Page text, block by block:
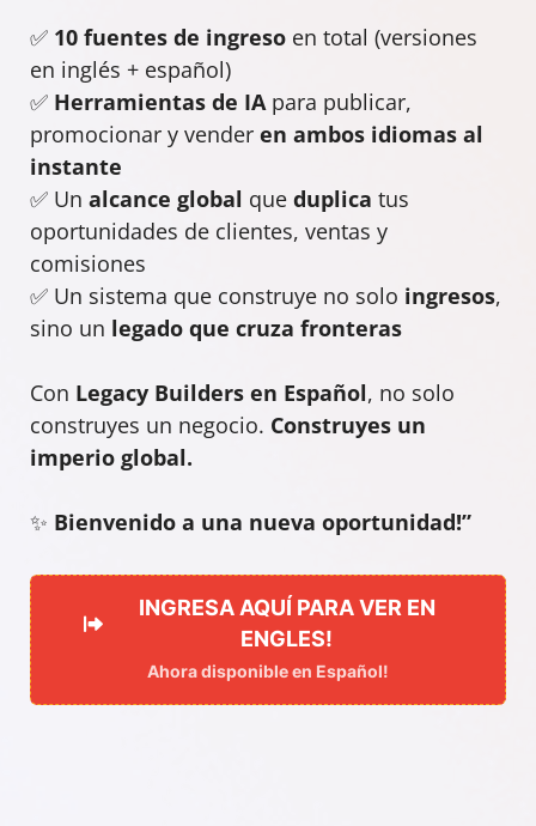
✅ 10 fuentes de ingreso en total (versiones
en inglés + español)
✅ Herramientas de IApara publicar,
promocionar y vender en ambos idiomas al
instante
✅ Un alcance global que duplica tus
oportunidades de clientes, ventas y
comisiones
✅ Un sistema que construye no solo ingresos,
sino un legado que cruza fronteras
Con Legacy Builders en Español, no solo
construyes un negocio. Construyes un
imperio global.
✨ Bienvenido a una nueva oportunidad!”
INGRESA AQUÍ PARA VER EN
ENGLES!
Ahora disponible en Español!